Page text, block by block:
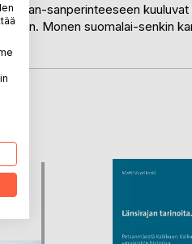
an-sanperinteeseen
Monen suomalai-senkin